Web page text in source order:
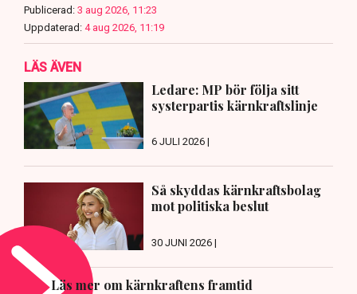
Publicerad: 3 aug 2026, 11:23
Uppdaterad: 4 aug 2026, 11:19
LÄS ÄVEN
Ledare: MP bör följa sitt
systerpartis kärnkraftslinje
6 JULI 2026 |
Så skyddas kärnkraftsbolag
mot politiska beslut
30 JUNI 2026 |
Läs mer om kärnkraftens framtid